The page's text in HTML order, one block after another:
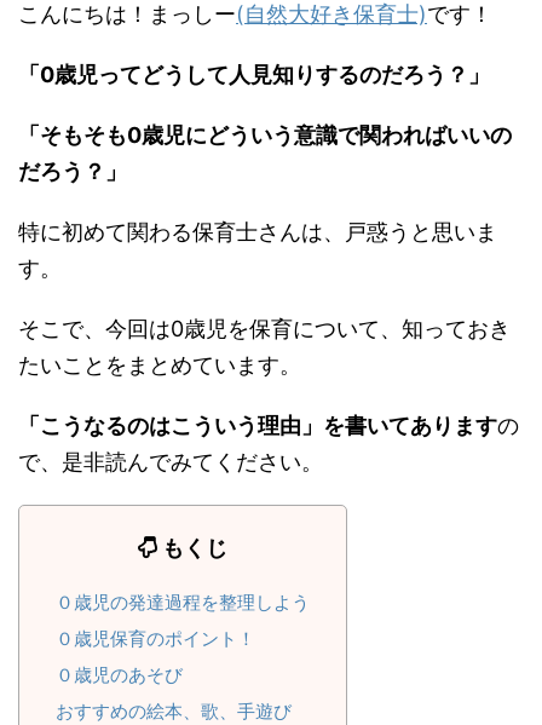
こんにちは！まっしー(自然大好き保育士)です！
「0歳児ってどうして人見知りするのだろう？」
「そもそも0歳児にどういう意識で関わればいいの
だろう？」
特に初めて関わる保育士さんは、戸惑うと思いま
す。
そこで、今回は0歳児を保育について、知っておき
たいことをまとめています。
「こうなるのはこういう理由」を書いてありますの
で、是非読んでみてください。
もくじ
０歳児の発達過程を整理しよう
０歳児保育のポイント！
０歳児のあそび
おすすめの絵本、歌、手遊び